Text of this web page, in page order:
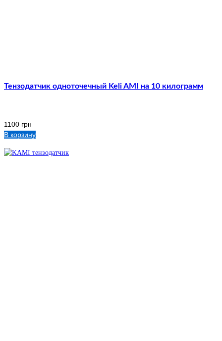
Тензодатчик одноточечный Keli AMI на 10 килограмм
1100 грн
В корзину